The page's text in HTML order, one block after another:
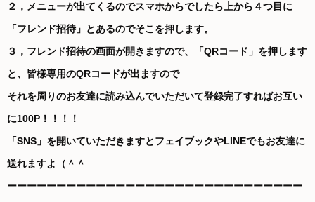
２，メニューが出てくるのでスマホからでしたら上から４つ目に
「フレンド招待」とあるのでそこを押します。
３，フレンド招待の画面が開きますので、「QRコード」を押します
と、皆様専用のQRコードが出ますので
それを周りのお友達に読み込んでいただいて登録完了すればお互い
に100P！！！！
「SNS」を開いていただきますとフェイブックやLINEでもお友達に
送れますよ（＾＾
ーーーーーーーーーーーーーーーーーーーーーーーーーーーーーー